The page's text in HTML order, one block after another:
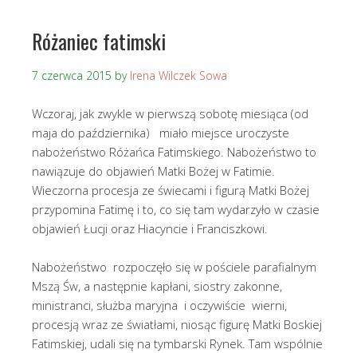
Różaniec fatimski
7 czerwca 2015 by Irena Wilczek Sowa
Wczoraj, jak zwykle w pierwszą sobotę miesiąca (od
maja do października) miało miejsce uroczyste
nabożeństwo Różańca Fatimskiego. Nabożeństwo to
nawiązuje do objawień Matki Bożej w Fatimie.
Wieczorna procesja ze świecami i figurą Matki Bożej
przypomina Fatimę i to, co się tam wydarzyło w czasie
objawień Łucji oraz Hiacyncie i Franciszkowi.
Nabożeństwo rozpoczęło się w pościele parafialnym
Mszą Św, a następnie kapłani, siostry zakonne,
ministranci, służba maryjna i oczywiście wierni,
procesją wraz ze światłami, niosąc figurę Matki Boskiej
Fatimskiej, udali się na tymbarski Rynek. Tam wspólnie